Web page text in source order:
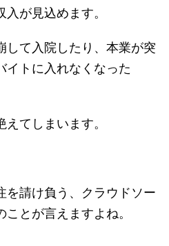
が見込めます。
して入院したり、本業が突
イトに入れなくなった
てしまいます。
を請け負う、クラウドソー
とが言えますよね。